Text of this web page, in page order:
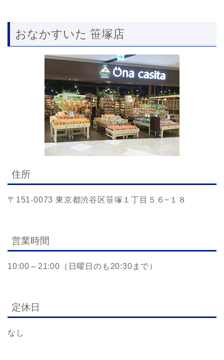
おなかすいた 笹塚店
住所
〒151-0073 東京都渋谷区笹塚１丁目５６−１８
営業時間
10:00～21:00（日曜日のも20:30まで）
定休日
なし